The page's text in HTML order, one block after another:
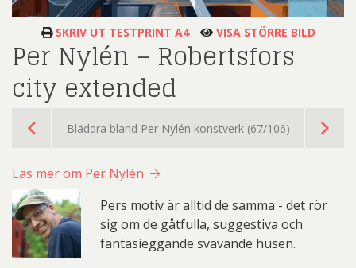
SKRIV UT TESTPRINT A4 VISA STÖRRE BILD
Per Nylén – Robertsfors
city extended
Bläddra bland Per Nylén konstverk (67/106)
Läs mer om Per Nylén
Pers motiv är alltid de samma - det rör
sig om de gåtfulla, suggestiva och
fantasieggande svävande husen.